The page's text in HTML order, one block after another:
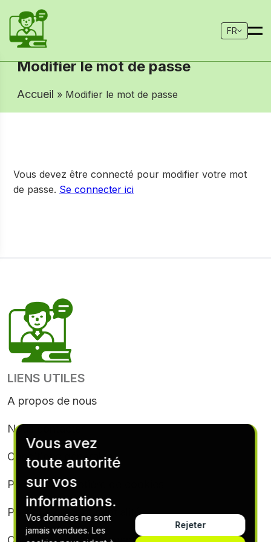
FR
Modifier le mot de passe
Accueil » Modifier le mot de passe
Vous devez être connecté pour modifier votre mot
de passe. Se connecter ici
LIENS UTILES
A propos de nous
Nous contacter
Conditions générales
Politique en matière de cookies
Politique de confidentialité
Vous avez
toute autorité
sur vos
informations.
Vos données ne sont
jamais vendues. Les
Rejeter